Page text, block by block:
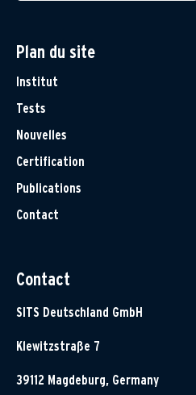
Plan du site
Institut
Tests
Nouvelles
Certification
Publications
Contact
Contact
SITS Deutschland GmbH
Klewitzstraße 7
39112 Magdeburg, Germany